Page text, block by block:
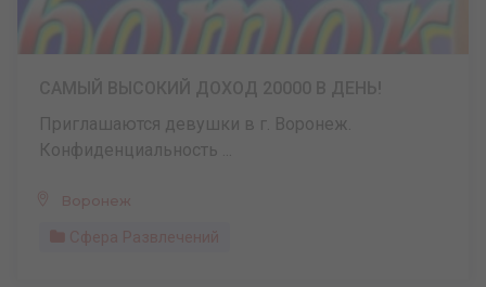
Приглашаются девушки в г. Воронеж.
Конфиденциальность ...
Воронеж
Сфера Развлечений